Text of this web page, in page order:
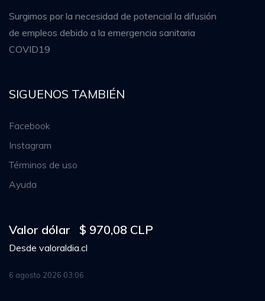
Surgimos por la necesidad de potencial la difusión
de empleos debido a la emergencia sanitaria
COVID19
SIGUENOS TAMBIÉN
Facebook
Instagram
Términos de uso
Ayuda
Valor dólar $ 970,08 CLP
Desde valoraldia.cl
6 agosto 2026 03:06